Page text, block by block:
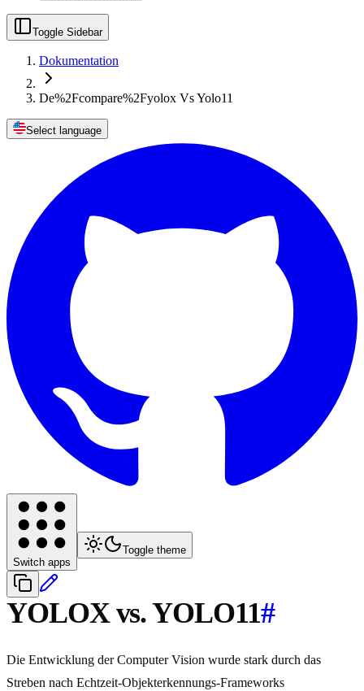
Toggle Sidebar
Dokumentation
De%2Fcompare%2Fyolox Vs Yolo11
Select language
Switch apps
Toggle theme
YOLOX vs. YOLO11#
Die Entwicklung der Computer Vision wurde stark durch das
Streben nach Echtzeit-Objekterkennungs-Frameworks